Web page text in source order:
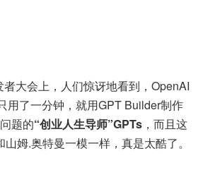
大会上，人们惊讶地看到，OpenAI
用了一分钟，就用GPT Builder制作
题的“创业人生导师”GPTs ，而且这
姆.奥特曼一模一样，真是太酷了。